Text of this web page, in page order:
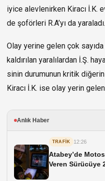
iyice alevlenirken Kiracı İ.K.
de şoförleri R.A’yı da yaraladı.
Olay yerine gelen çok
kaldırılan yaralılardan İ.Ş.
sinin durumunun kritik
Kiracı İ.K. ise olay yerin
Anlık Haber
TRAFİK 12:26
Atabey’de
Veren Sürücüye